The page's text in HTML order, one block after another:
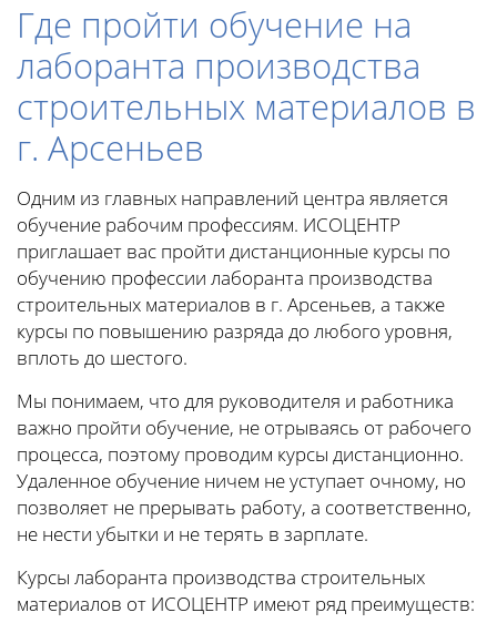
Где пройти обучение на
лаборанта производства
строительных материалов в
г. Арсеньев
Одним из главных направлений центра является
обучение рабочим профессиям. ИСОЦЕНТР
приглашает вас пройти дистанционные курсы по
обучению профессии лаборанта производства
строительных материалов в г. Арсеньев, а также
курсы по повышению разряда до любого уровня,
вплоть до шестого.
Мы понимаем, что для руководителя и работника
важно пройти обучение, не отрываясь от рабочего
процесса, поэтому проводим курсы дистанционно.
Удаленное обучение ничем не уступает очному, но
позволяет не прерывать работу, а соответственно,
не нести убытки и не терять в зарплате.
Курсы лаборанта производства строительных
материалов от ИСОЦЕНТР имеют ряд преимуществ: